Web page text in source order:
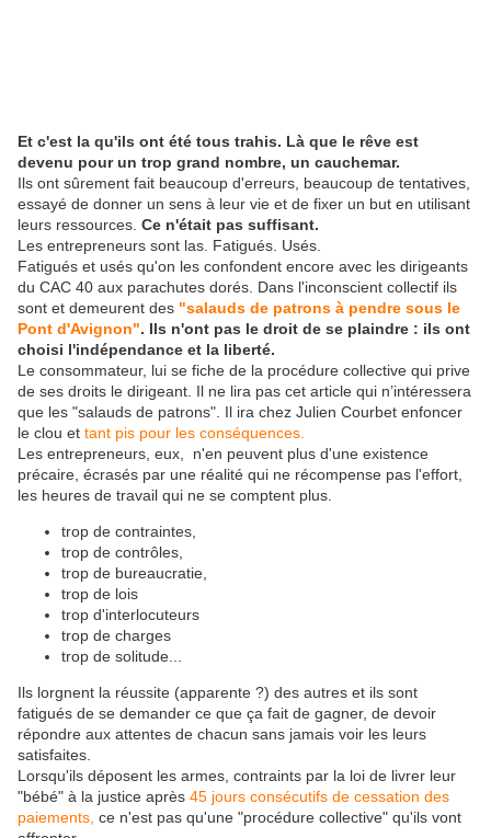
Et c'est la qu'ils ont été tous trahis. Là que le rêve est
devenu pour un trop grand nombre, un cauchemar.
Ils ont sûrement fait beaucoup d'erreurs, beaucoup de tentatives,
essayé de donner un sens à leur vie et de fixer un but en utilisant
leurs ressources. Ce n'était pas suffisant.
Les entrepreneurs sont las. Fatigués. Usés.
Fatigués et usés qu'on les confondent encore avec les dirigeants
du CAC 40 aux parachutes dorés. Dans l'inconscient collectif ils
sont et demeurent des "salauds de patrons à pendre sous le
Pont d'Avignon". Ils n'ont pas le droit de se plaindre : ils ont
choisi l'indépendance et la liberté.
Le consommateur, lui se fiche de la procédure collective qui prive
de ses droits le dirigeant. Il ne lira pas cet article qui n’intéressera
que les "salauds de patrons". Il ira chez Julien Courbet enfoncer
le clou et tant pis pour les conséquences.
Les entrepreneurs, eux, n'en peuvent plus d'une existence
précaire, écrasés par une réalité qui ne récompense pas l'effort,
les heures de travail qui ne se comptent plus.
trop de contraintes,
trop de contrôles,
trop de bureaucratie,
trop de lois
trop d'interlocuteurs
trop de charges
trop de solitude...
Ils lorgnent la réussite (apparente ?) des autres et ils sont
fatigués de se demander ce que ça fait de gagner, de devoir
répondre aux attentes de chacun sans jamais voir les leurs
satisfaites.
Lorsqu'ils déposent les armes, contraints par la loi de livrer leur
"bébé" à la justice après 45 jours consécutifs de cessation des
paiements, ce n'est pas qu'une "procédure collective" qu'ils vont